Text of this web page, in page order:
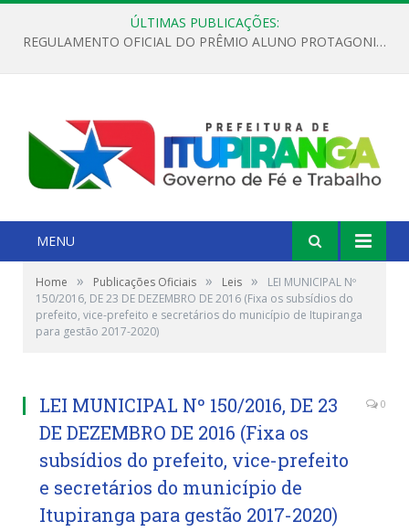
ÚLTIMAS PUBLICAÇÕES:
REGULAMENTO OFICIAL DO PRÊMIO ALUNO PROTAGONISTA – EDIÇÃO 2026
MENU
Home » Publicações Oficiais » Leis »
LEI MUNICIPAL Nº
150/2016, DE 23 DE DEZEMBRO DE 2016 (Fixa os subsídios do
prefeito, vice-prefeito e secretários do município de Itupiranga
para gestão 2017-2020)
LEI MUNICIPAL Nº 150/2016, DE 23
DE DEZEMBRO DE 2016 (Fixa os
subsídios do prefeito, vice-prefeito
e secretários do município de
Itupiranga para gestão 2017-2020)
0